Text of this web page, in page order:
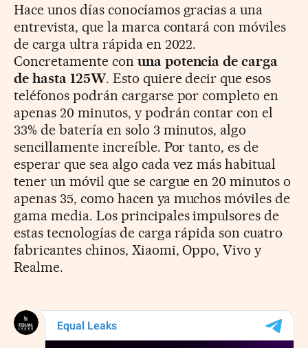
Hace unos días conocíamos gracias a una
entrevista, que la marca contará con móviles
de carga ultra rápida en 2022.
Concretamente con una potencia de carga
de hasta 125W. Esto quiere decir que esos
teléfonos podrán cargarse por completo en
apenas 20 minutos, y podrán contar con el
33% de batería en solo 3 minutos, algo
sencillamente increíble. Por tanto, es de
esperar que sea algo cada vez más habitual
tener un móvil que se cargue en 20 minutos o
apenas 35, como hacen ya muchos móviles de
gama media. Los principales impulsores de
estas tecnologías de carga rápida son cuatro
fabricantes chinos, Xiaomi, Oppo, Vivo y
Realme.